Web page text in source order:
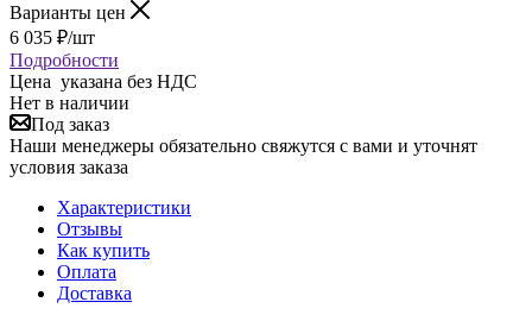
Варианты цен
6 035 ₽/шт
Подробности
Цена указана без НДС
Нет в наличии
Под заказ
Наши менеджеры обязательно свяжутся с вами и уточнят
условия заказа
Характеристики
Отзывы
Как купить
Оплата
Доставка